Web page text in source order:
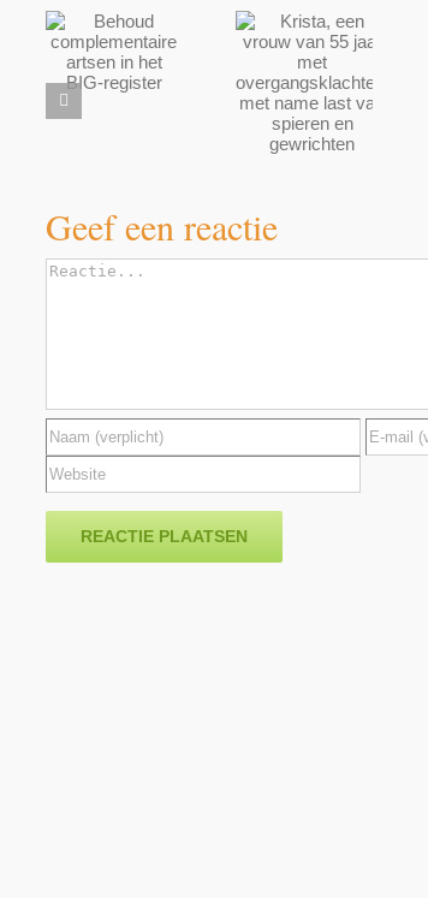
een
vrouw
van 55
overgangsklachten,
en
gewrichten
Geef een reactie
Reactie